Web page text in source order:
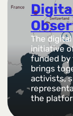
The
initiative of
funded by
brings
activists,
the